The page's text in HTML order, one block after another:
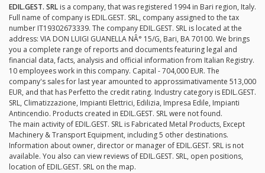
EDIL.GEST. SRL is a company, that was registered 1994 in Bari region, Italy.
Full name of company is EDIL.GEST. SRL, company assigned to the tax
number IT19302673339. The company EDIL.GEST. SRL is located at the
address: VIA DON LUIGI GUANELLA NÂ° 15/G, Bari, BA 70100. We brings
you a complete range of reports and documents featuring legal and
financial data, facts, analysis and official information from Italian Registry.
10 employees work in this company. Capital - 704,000 EUR. The
company's sales for last year amounted to approssimativamente 513,000
EUR, and that has Perfetto the credit rating. Industry category is EDIL.GEST.
SRL, Climatizzazione, Impianti Elettrici, Edilizia, Impresa Edile, Impianti
Antincendio. Products created in EDIL.GEST. SRL were not found.
The main activity of EDIL.GEST. SRL is Fabricated Metal Products, Except
Machinery & Transport Equipment, including 5 other destinations.
Information about owner, director or manager of EDIL.GEST. SRL is not
available. You also can view reviews of EDIL.GEST. SRL, open positions,
location of EDIL.GEST. SRL on the map.